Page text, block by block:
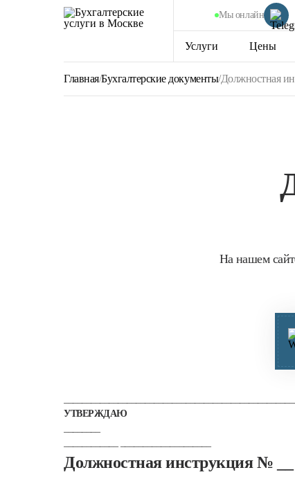
Мы онлайн
Услуги Цены
Главная/Бухгалтерские документы/Должностная
На нашем
УТВЕРЖДАЮ
Должностная инструкция № __